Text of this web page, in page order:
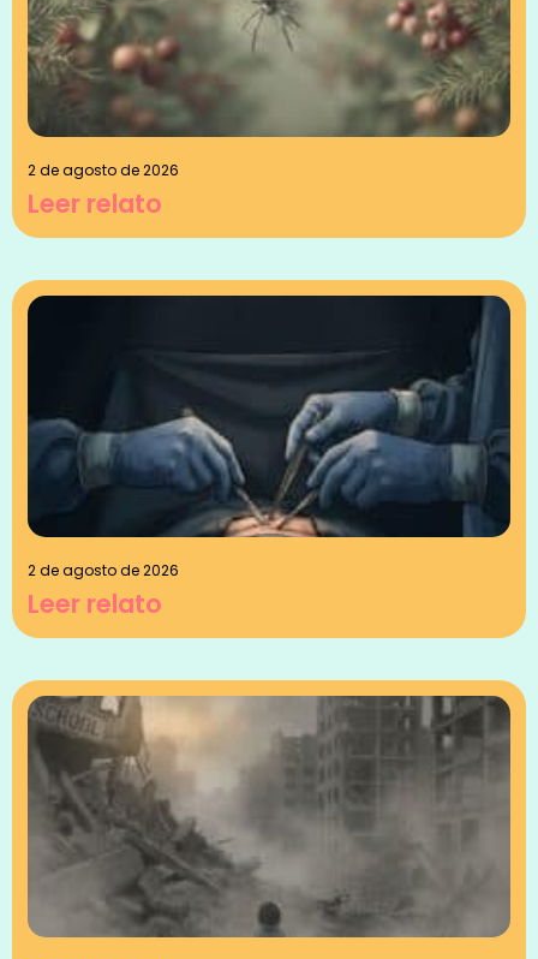
2 de agosto de 2026
Leer relato
2 de agosto de 2026
Leer relato